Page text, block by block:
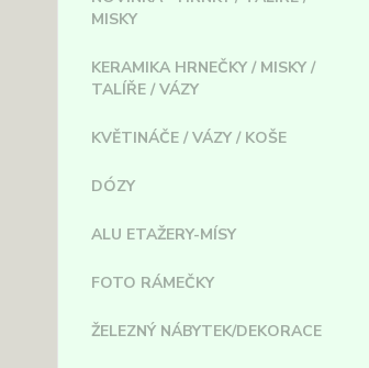
MISKY
KERAMIKA HRNEČKY / MISKY /
TALÍŘE / VÁZY
KVĚTINÁČE / VÁZY / KOŠE
DÓZY
ALU ETAŽERY-MÍSY
FOTO RÁMEČKY
ŽELEZNÝ NÁBYTEK/DEKORACE